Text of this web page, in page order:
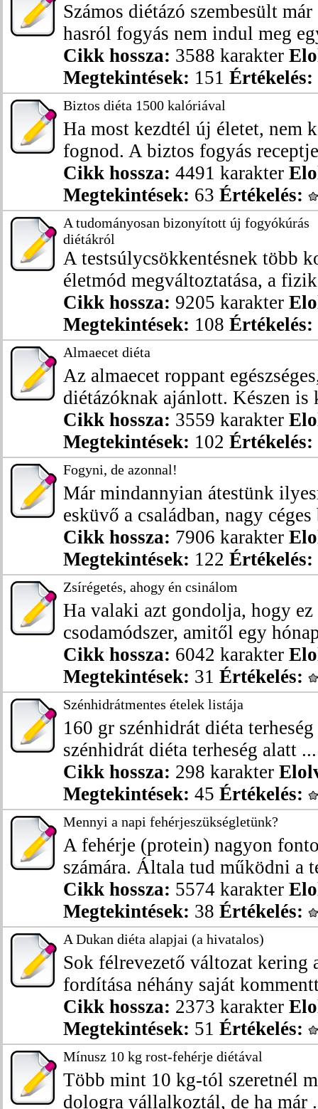
Számos diétázó szembesült
hasról fogyás nem indul meg
Cikk hossza: 3588 karakter
Megtekintések: 151 Értékelés:
Biztos diéta 1500 kalóriával
Ha most kezdtél új életet, nem
fognod. A biztos fogyás
Cikk hossza: 4491 karakter
Megtekintések: 63 Értékelés:
A tudományosan bizonyított új fogyókúrás
diétákról
A testsúlycsökkentésnek több
életmód megváltoztatása, a
Cikk hossza: 9205 karakter
Megtekintések: 108 Értékelés:
Almaecet diéta
Az almaecet roppant
diétázóknak ajánlott. Készen is
Cikk hossza: 3559 karakter
Megtekintések: 102 Értékelés:
Fogyni, de azonnal!
Már mindannyian átestünk
esküvő a családban, nagy
Cikk hossza: 7906 karakter
Megtekintések: 122 Értékelés:
Zsírégetés, ahogy én csinálom
Ha valaki azt gondolja, hogy
csodamódszer, amitől egy
Cikk hossza: 6042 karakter
Megtekintések: 31 Értékelés:
Szénhidrátmentes ételek listája
160 gr szénhidrát diéta
szénhidrát diéta terheség alatt ...
Cikk hossza: 298 karakter
Megtekintések: 45 Értékelés:
Mennyi a napi fehérjeszükségletünk?
A fehérje (protein) nagyon
számára. Általa tud működni a
Cikk hossza: 5574 karakter
Megtekintések: 38 Értékelés:
A Dukan diéta alapjai (a hivatalos)
Sok félrevezető változat kering
fordítása néhány saját
Cikk hossza: 2373 karakter
Megtekintések: 51 Értékelés:
Mínusz 10 kg rost-fehérje diétával
Több mint 10 kg-tól szeretnél
dologra vállalkoztál, de ha már